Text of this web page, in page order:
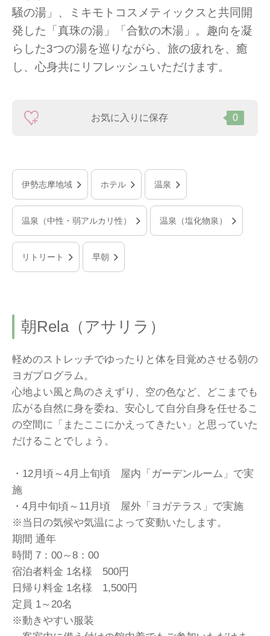
騒の湯」、ミキモトコスメティックスと共同開
発した「真珠の湯」「合歓の木湯」。趣向を凝
らした3つの湯を巡りながら、旅の疲れを、癒
し、心身共にリフレッシュいただけます。
お気に入りに保存 0
伊勢志摩地域 ホテル 温泉
温泉（中性・弱アルカリ性） 温泉（塩化物泉）
リトリート 早朝
朝Rela（アサリラ）
軽めのストレッチでゆったりと体を目覚めさせる朝の
ヨガプログラム。
心地よい風と鳥のさえずり、空の色など、どこまでも
広がる自然に身を委ね、安心して自分自身を任せるこ
の空間に「またここにかえってきたい」と思っていた
だけることでしょう。
・12月頃～4月上旬頃 屋内「ガーデンルーム」で実
施
・4月中旬頃～11月頃 屋外「ヨガテラス」で実施
※当日の気候や気温によって変動いたします。
期間 通年
時間 7：00～8：00
宿泊者料金 1名様 500円
日帰り料金 1名様 1,500円
定員 1～20名
※動きやすい服装